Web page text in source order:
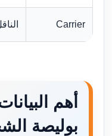
Carrier
أهم
بوليصة